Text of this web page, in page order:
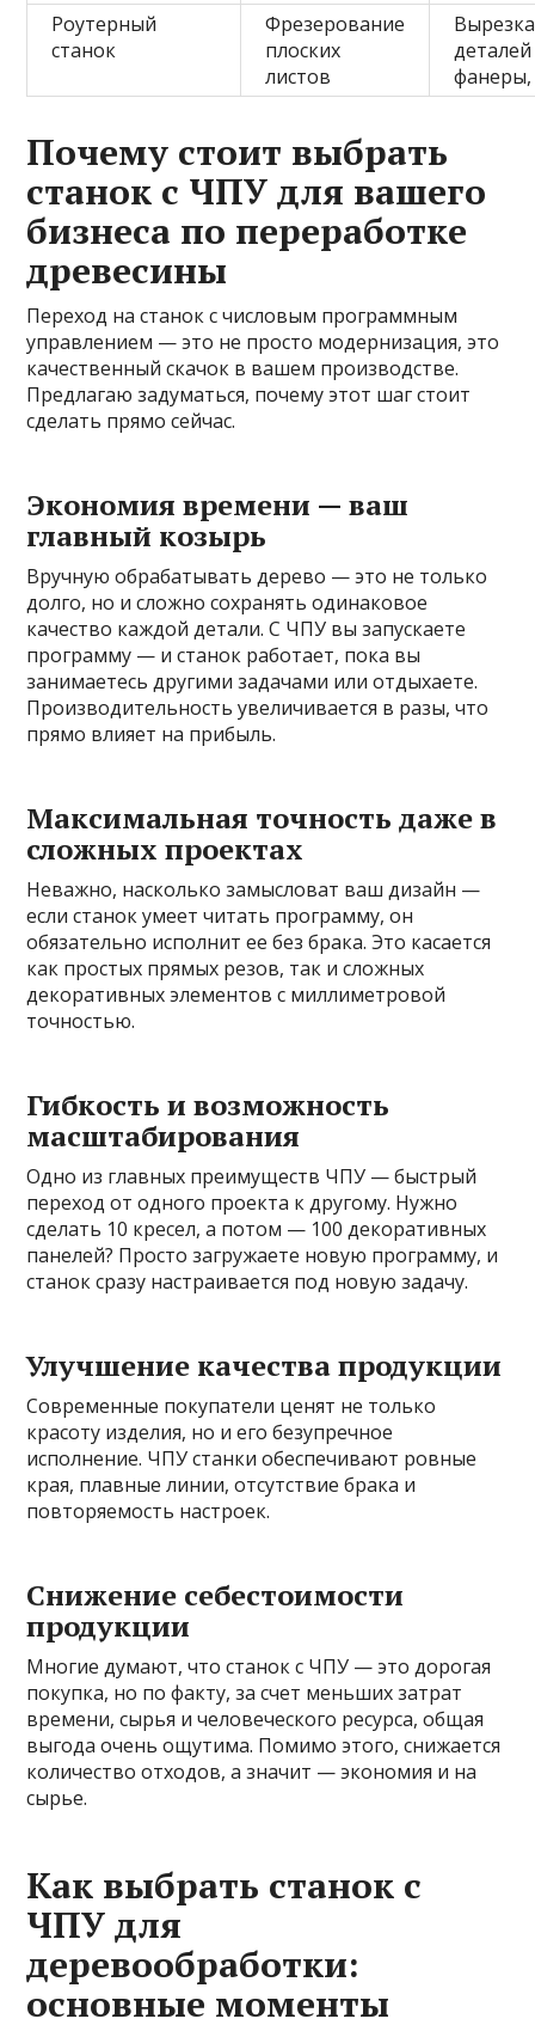
Роутерный
станок
Фрезерование
плоских
листов
Вырезка
Почему стоит выбрать
станок с ЧПУ для вашего
бизнеса по переработке
древесины
Переход на станок с числовым программным
управлением — это не просто модернизация, это
качественный скачок в вашем производстве.
Предлагаю задуматься, почему этот шаг стоит
сделать прямо сейчас.
Экономия времени — ваш
главный козырь
Вручную обрабатывать дерево — это не только
долго, но и сложно сохранять одинаковое
качество каждой детали. С ЧПУ вы запускаете
программу — и станок работает, пока вы
занимаетесь другими задачами или отдыхаете.
Производительность увеличивается в разы, что
прямо влияет на прибыль.
Максимальная точность даже в
сложных проектах
Неважно, насколько замысловат ваш дизайн —
если станок умеет читать программу, он
обязательно исполнит ее без брака. Это касается
как простых прямых резов, так и сложных
декоративных элементов с миллиметровой
точностью.
Гибкость и возможность
масштабирования
Одно из главных преимуществ ЧПУ — быстрый
переход от одного проекта к другому. Нужно
сделать 10 кресел, а потом — 100 декоративных
панелей? Просто загружаете новую программу, и
станок сразу настраивается под новую задачу.
Улучшение качества продукции
Современные покупатели ценят не только
красоту изделия, но и его безупречное
исполнение. ЧПУ станки обеспечивают ровные
края, плавные линии, отсутствие брака и
повторяемость настроек.
Снижение себестоимости
продукции
Многие думают, что станок с ЧПУ — это дорогая
покупка, но по факту, за счет меньших затрат
времени, сырья и человеческого ресурса, общая
выгода очень ощутима. Помимо этого, снижается
количество отходов, а значит — экономия и на
сырье.
Как выбрать станок с
ЧПУ для
деревообработки:
основные моменты